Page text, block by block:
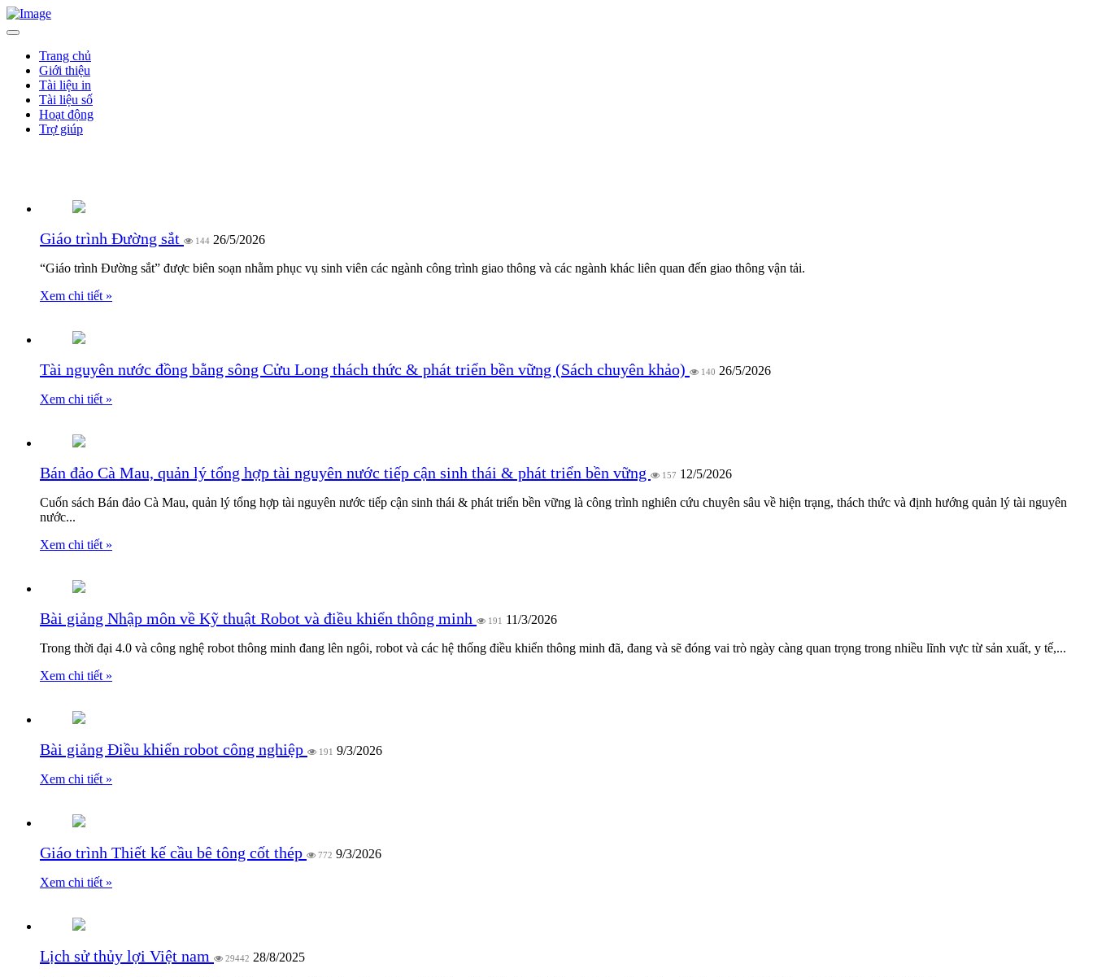
Trang chủ
Giới thiệu
Tài liệu in
Tài liệu số
Hoạt động
Trợ giúp
Giáo trình Đường sắt 144 26/5/2026
“Giáo trình Đường sắt” được biên soạn nhằm phục vụ sinh viên các ngành công trình giao thông và các ngành khác liên quan đến giao thông vận tải.
Xem chi tiết »
Tài nguyên nước đồng bằng sông Cửu Long thách thức & phát triển bền vững (Sách chuyên khảo) 140 26/5/2026
Xem chi tiết »
Bán đảo Cà Mau, quản lý tổng hợp tài nguyên nước tiếp cận sinh thái & phát triển bền vững 157 12/5/2026
Cuốn sách Bán đảo Cà Mau, quản lý tổng hợp tài nguyên nước tiếp cận sinh thái & phát triển bền vững là công trình nghiên cứu chuyên sâu về hiện trạng, thách thức và định hướng quản lý tài nguyên
nước...
Xem chi tiết »
Bài giảng Nhập môn về Kỹ thuật Robot và điều khiển thông minh 191 11/3/2026
Trong thời đại 4.0 và công nghệ robot thông minh đang lên ngôi, robot và các hệ thống điều khiển thông minh đã, đang và sẽ đóng vai trò ngày càng quan trọng trong nhiều lĩnh vực từ sản xuất, y tế,...
Xem chi tiết »
Bài giảng Điều khiển robot công nghiệp 191 9/3/2026
Xem chi tiết »
Giáo trình Thiết kế cầu bê tông cốt thép 772 9/3/2026
Xem chi tiết »
Lịch sử thủy lợi Việt nam 29442 28/8/2025